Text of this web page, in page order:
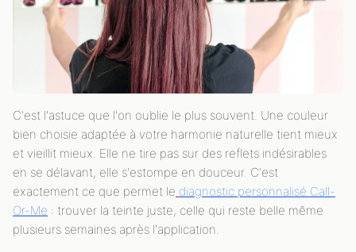
C'est l'astuce que l'on oublie le plus souvent. Une couleur
bien choisie adaptée à votre harmonie naturelle tient mieux
et vieillit mieux. Elle ne tire pas sur des reflets indésirables
en se délavant, elle s'estompe en douceur. C'est
exactement ce que permet le diagnostic personnalisé Call-
Or-Me : trouver la teinte juste, celle qui reste belle même
plusieurs semaines après l'application.